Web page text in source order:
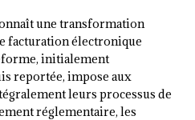
une transformation
facturation électronique
initialement
reportée, impose aux
leurs processus de
réglementaire, les